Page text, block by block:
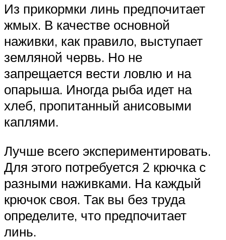
Из прикормки линь предпочитает
жмых. В качестве основной
наживки, как правило, выступает
земляной червь. Но не
запрещается вести ловлю и на
опарыша. Иногда рыба идет на
хлеб, пропитанный анисовыми
каплями.
Лучше всего экспериментировать.
Для этого потребуется 2 крючка с
разными наживками. На каждый
крючок своя. Так вы без труда
определите, что предпочитает
линь.